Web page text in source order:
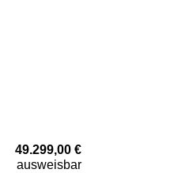
49.299,00 €
ausweisbar